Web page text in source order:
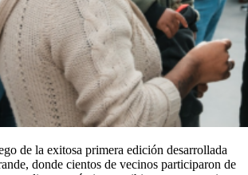
de la exitosa primera edición desarrollada
donde cientos de vecinos participaron de